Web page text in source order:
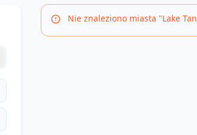
Nie znaleziono miasta "Lake